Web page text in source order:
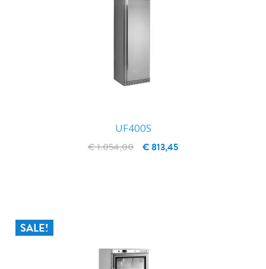
UF400S
€ 813,45
€ 1.054,00
SALE!